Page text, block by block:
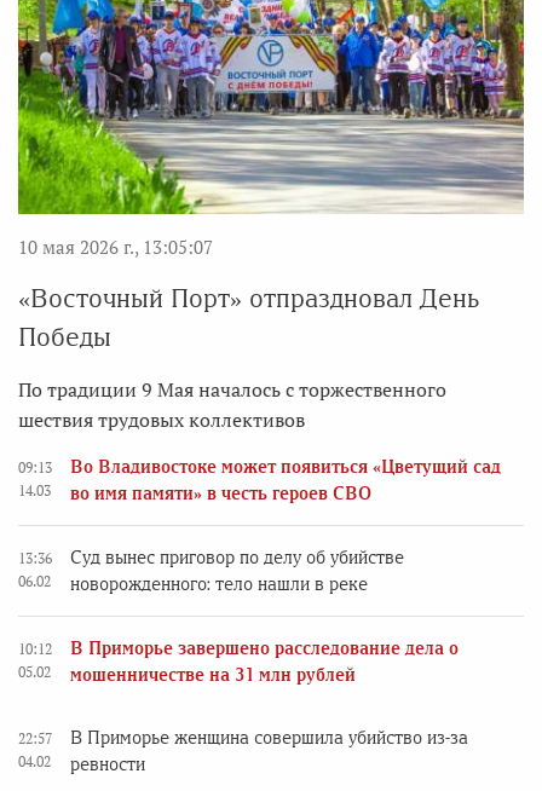
10 мая 2026 г., 13:05:07
«Восточный Порт» отпраздновал День
Победы
По традиции 9 Мая началось с торжественного
шествия трудовых коллективов
09:13
14.03
Во Владивостоке может появиться «Цветущий сад
во имя памяти» в честь героев СВО
13:36
06.02
Суд вынес приговор по делу об убийстве
новорожденного: тело нашли в реке
10:12
05.02
В Приморье завершено расследование дела о
мошенничестве на 31 млн рублей
22:57
04.02
В Приморье женщина совершила убийство из-за
ревности